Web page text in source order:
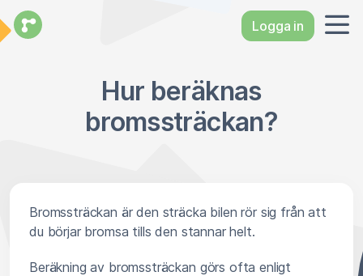
Logga in
Hur beräknas
bromssträckan?
Bromssträckan är den sträcka bilen rör sig från att
du börjar bromsa tills den stannar helt.
Beräkning av bromssträckan görs ofta enligt